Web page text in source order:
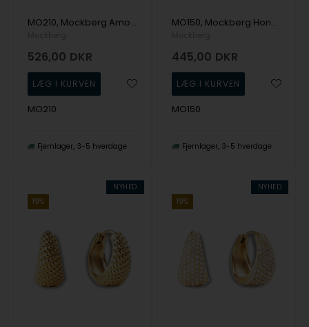
MO210, Mockberg Amour Gold Hoops Small Ørering
526,00 DKR
MO210
Fjernlager 3-5 hverdage
MO150, Mockberg Honey Hoops Large Ørering
445,00 DKR
MO150
Fjernlager 3-5 hverdage
NYHED
19%
NYHED
19%